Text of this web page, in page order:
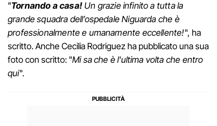
"Tornando a casa!Un grazie infinito a tutta la
grande squadra dell’ospedale Niguarda che è
professionalmente e umanamente eccellente!", ha
scritto. Anche Cecilia Rodriguez ha pubblicato una sua
foto con scritto: "Mi sa che è l'ultima volta che entro
qui".